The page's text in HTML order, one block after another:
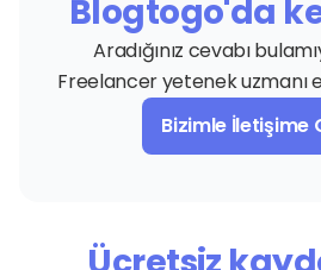
Blogtogo'da
Aradığınız cevabı
Freelancer yetenek uzmanı
Bizimle İletişime